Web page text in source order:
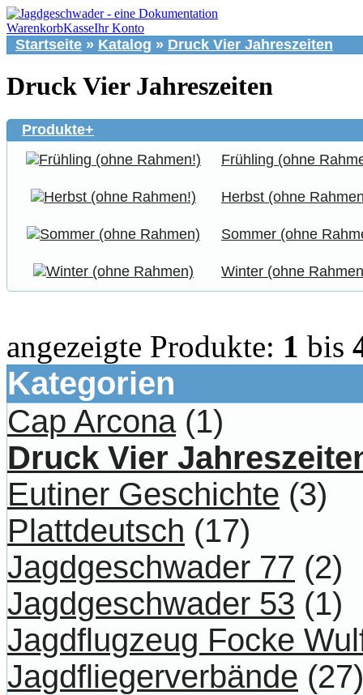
WarenkorbKasseIhr Konto
Startseite » Katalog » Druck Vier Jahreszeiten
Druck Vier Jahreszeiten
Produkte+
Frühling (ohne
Herbst (ohne
Sommer (ohne
Winter (ohne
angezeigte Produkte: 1 bis
Kategorien
Cap Arcona(1)
Druck Vier
Eutiner Geschichte (3)
Plattdeutsch (17)
Jagdgeschwader 77 (2)
Jagdgeschwader 53 (1)
Jagdflugzeug Focke
Jagdfliegerverbände (27)